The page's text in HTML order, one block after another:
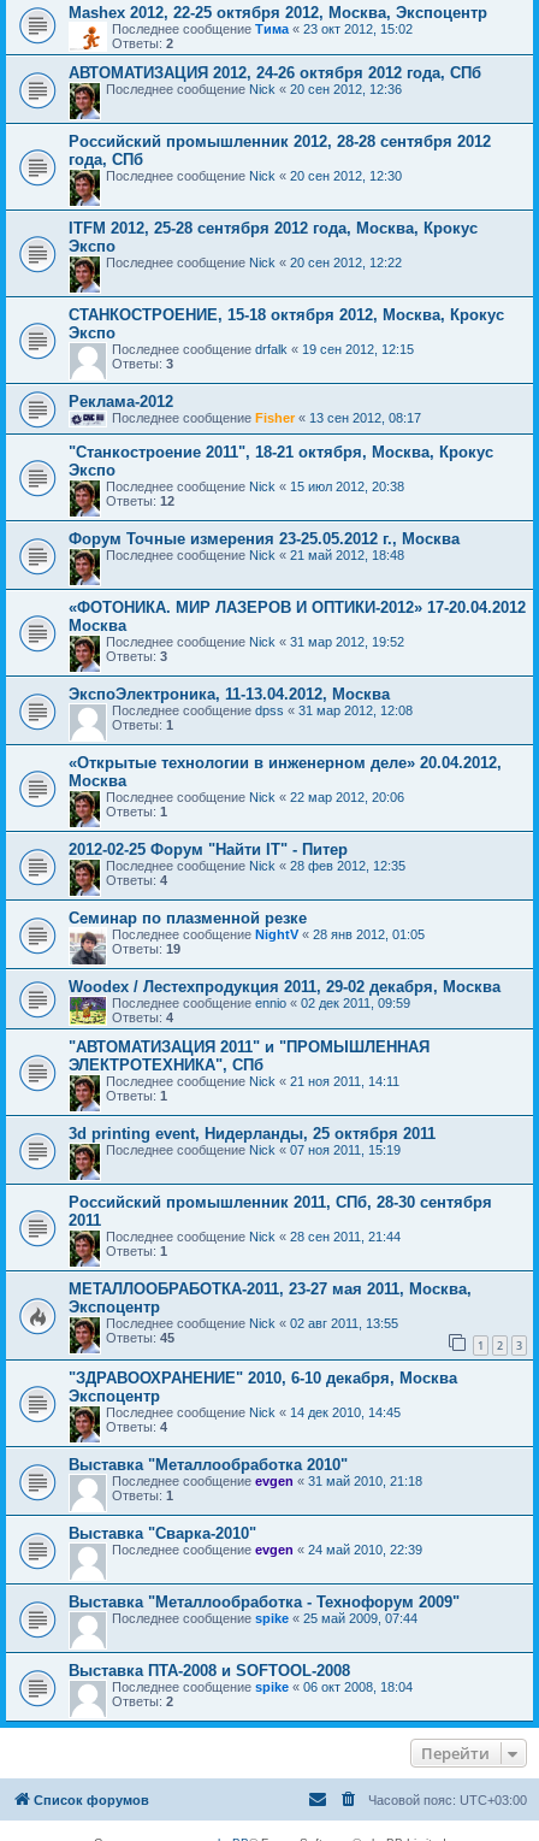
Mashex 2012, 22-25 октября 2012, Москва, Экспоцентр
Последнее сообщение Тима « 23 окт 2012, 15:02
Ответы: 2
АВТОМАТИЗАЦИЯ 2012, 24-26 октября 2012 года, СПб
Последнее сообщение Nick « 20 сен 2012, 12:36
Российский промышленник 2012, 28-28 сентября 2012
года, СПб
Последнее сообщение Nick « 20 сен 2012, 12:30
ITFM 2012, 25-28 сентября 2012 года, Москва, Крокус
Экспо
Последнее сообщение Nick « 20 сен 2012, 12:22
СТАНКОСТРОЕНИЕ, 15-18 октября 2012, Москва, Крокус
Экспо
Последнее сообщение drfalk « 19 сен 2012, 12:15
Ответы: 3
Реклама-2012
Последнее сообщение Fisher« 13 сен 2012, 08:17
"Станкостроение 2011", 18-21 октября, Москва, Крокус
Экспо
Последнее сообщение Nick « 15 июл 2012, 20:38
Ответы: 12
Форум Точные измерения 23-25.05.2012 г., Москва
Последнее сообщение Nick « 21 май 2012, 18:48
«ФОТОНИКА. МИР ЛАЗЕРОВ И ОПТИКИ-2012» 17-20.04.2012
Москва
Последнее сообщение Nick « 31 мар 2012, 19:52
Ответы: 3
ЭкспоЭлектроника, 11-13.04.2012, Москва
Последнее сообщение dpss « 31 мар 2012, 12:08
Ответы: 1
«Открытые технологии в инженерном деле» 20.04.2012,
Москва
Последнее сообщение Nick « 22 мар 2012, 20:06
Ответы: 1
2012-02-25 Форум "Найти IT" - Питер
Последнее сообщение Nick « 28 фев 2012, 12:35
Ответы: 4
Семинар по плазменной резке
Последнее сообщение NightV« 28 янв 2012, 01:05
Ответы: 19
Woodex / Лестехпродукция 2011, 29-02 декабря, Москва
Последнее сообщение ennio « 02 дек 2011, 09:59
Ответы: 4
"АВТОМАТИЗАЦИЯ 2011" и "ПРОМЫШЛЕННАЯ
ЭЛЕКТРОТЕХНИКА", СПб
Последнее сообщение Nick « 21 ноя 2011, 14:11
Ответы: 1
3d printing event, Нидерланды, 25 октября 2011
Последнее сообщение Nick « 07 ноя 2011, 15:19
Российский промышленник 2011, СПб, 28-30 сентября
2011
Последнее сообщение Nick « 28 сен 2011, 21:44
Ответы: 1
МЕТАЛЛООБРАБОТКА-2011, 23-27 мая 2011, Москва,
Экспоцентр
Последнее сообщение Nick « 02 авг 2011, 13:55
Ответы: 45 1 2 3
"ЗДРАВООХРАНЕНИЕ" 2010, 6-10 декабря, Москва
Экспоцентр
Последнее сообщение Nick « 14 дек 2010, 14:45
Ответы: 4
Выставка "Металлообработка 2010"
Последнее сообщение evgen « 31 май 2010, 21:18
Ответы: 1
Выставка "Сварка-2010"
Последнее сообщение evgen « 24 май 2010, 22:39
Выставка "Металлообработка - Технофорум 2009"
Последнее сообщение spike « 25 май 2009, 07:44
Выставка ПТА-2008 и SOFTOOL-2008
Последнее сообщение spike « 06 окт 2008, 18:04
Ответы: 2
Перейти
Список форумов Часовой пояс: UTC+03:00